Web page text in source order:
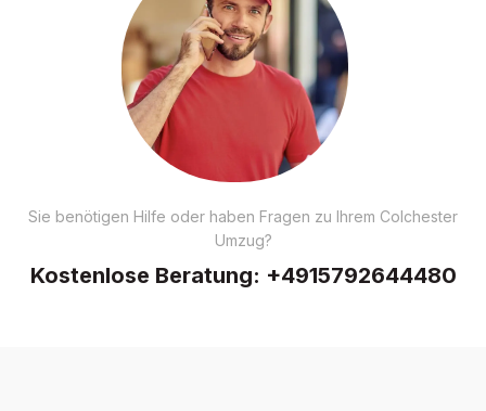
Sie benötigen Hilfe oder haben Fragen zu Ihrem Colchester
Umzug?
Kostenlose Beratung: +4915792644480